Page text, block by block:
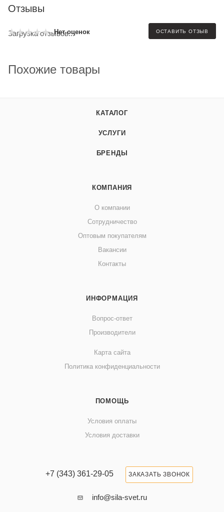
Отзывы
Нет оценок ОСТАВИТЬ ОТЗЫВ
Загрузка отзывов...
Похожие товары
КАТАЛОГ
УСЛУГИ
БРЕНДЫ
КОМПАНИЯ
О компании
Сотрудничество
Оптовым покупателям
Вакансии
Контакты
ИНФОРМАЦИЯ
Вопрос-ответ
Производители
Карта сайта
Политика конфиденциальности
ПОМОЩЬ
Условия оплаты
Условия доставки
+7 (343) 361-29-05 ЗАКАЗАТЬ ЗВОНОК
info@sila-svet.ru